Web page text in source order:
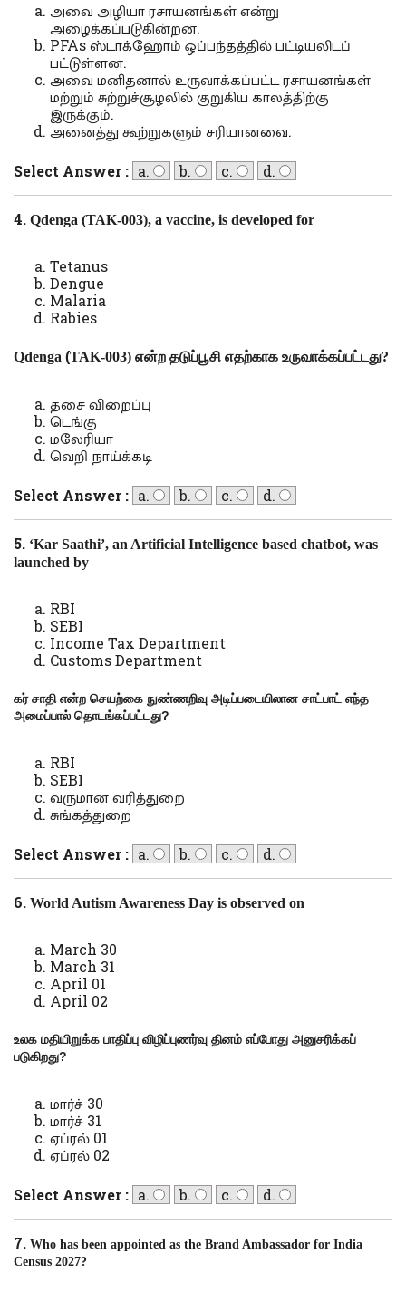
அவை அழியா ரசாயனங்கள் என்று
அழைக்கப்படுகின்றன.
PFAs ஸ்டாக்ஹோம் ஒப்பந்தத்தில் பட்டியலிடப்
பட்டுள்ளன.
அவை மனிதனால் உருவாக்கப்பட்ட ரசாயனங்கள்
மற்றும் சுற்றுச்சூழலில் குறுகிய காலத்திற்கு
இருக்கும்.
அனைத்து கூற்றுகளும் சரியானவை.
Select Answer : a. b. c. d.
4.Qdenga (TAK-003), a vaccine, is developed for
Tetanus
Dengue
Malaria
Rabies
Qdenga(TAK-003)என்ற தடுப்பூசி எதற்காக உருவாக்கப்பட்டது?
தசை விறைப்பு
டெங்கு
மலேரியா
வெறி நாய்க்கடி
Select Answer : a. b. c. d.
5. ‘Kar Saathi’, an Artificial Intelligence based chatbot, was
launched by
RBI
SEBI
Income Tax Department
Customs Department
கர் சாதி என்ற செயற்கை நுண்ணறிவு அடிப்படையிலான சாட்பாட் எந்த
அமைப்பால் தொடங்கப்பட்டது?
RBI
SEBI
வருமான வரித்துறை
சுங்கத்துறை
Select Answer : a. b. c. d.
6.World Autism Awareness Day is observed on
March 30
March 31
April 01
April 02
உலக மதியிறுக்க பாதிப்பு விழிப்புணர்வு தினம் எப்போது அனுசரிக்கப்
படுகிறது?
மார்ச் 30
மார்ச் 31
ஏப்ரல் 01
ஏப்ரல் 02
Select Answer : a. b. c. d.
7.Who has been appointed as the Brand Ambassador for India
Census 2027?